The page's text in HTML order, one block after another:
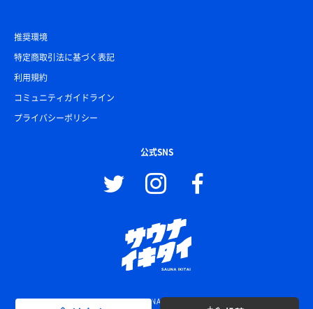
推奨環境
特定商取引法に基づく表記
利用規約
コミュニティガイドライン
プライバシーポリシー
公式SNS
© SAUNA IKITAI